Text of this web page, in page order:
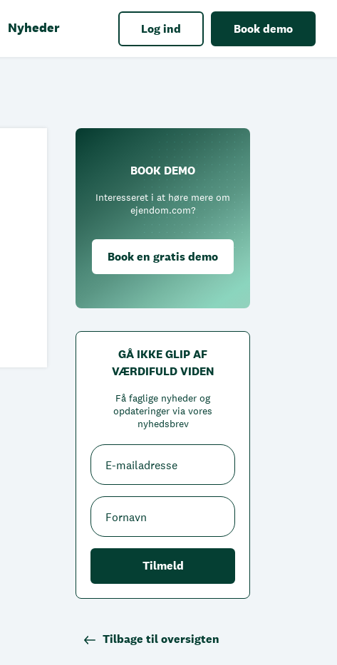
Nyheder Log ind Book demo
BOOK DEMO
Interesseret i at høre mere om
ejendom.com?
Book en gratis demo
GÅ IKKE GLIP AF
VÆRDIFULD VIDEN
Få faglige nyheder og
opdateringer via vores
nyhedsbrev
Tilbage til oversigten